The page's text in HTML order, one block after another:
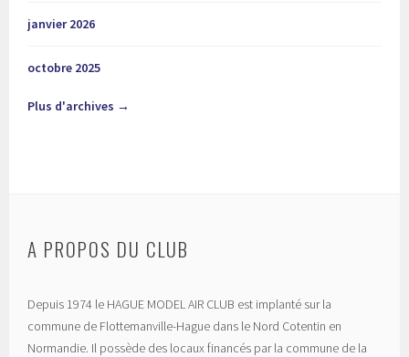
janvier 2026
octobre 2025
Plus d'archives →
A PROPOS DU CLUB
Depuis 1974 le HAGUE MODEL AIR CLUB est implanté sur la
commune de Flottemanville-Hague dans le Nord Cotentin en
Normandie. Il possède des locaux financés par la commune de la